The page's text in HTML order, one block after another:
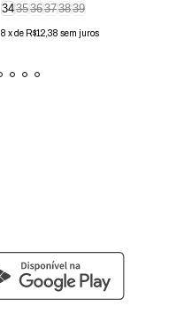
343536373839
8 xde R$12,38 sem juros